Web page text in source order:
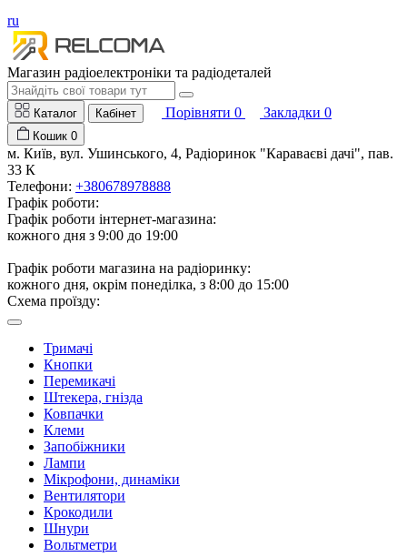
ru
Магазин радіоелектроніки та радіодеталей
Каталог Кабінет Порівняти 0 Закладки 0
Кошик 0
м. Київ, вул. Ушинського, 4, Радіоринок "Караваєві дачі", пав.
33 К
Телефони: +380678978888
Графік роботи:
Графік роботи інтернет-магазина:
кожного дня з 9:00 до 19:00
Графік роботи магазина на радіоринку:
кожного дня, окрім понеділка, з 8:00 до 15:00
Схема проїзду:
Тримачі
Кнопки
Перемикачі
Штекера, гнізда
Ковпачки
Клеми
Запобіжники
Лампи
Мікрофони, динаміки
Вентилятори
Крокодили
Шнури
Вольтметри